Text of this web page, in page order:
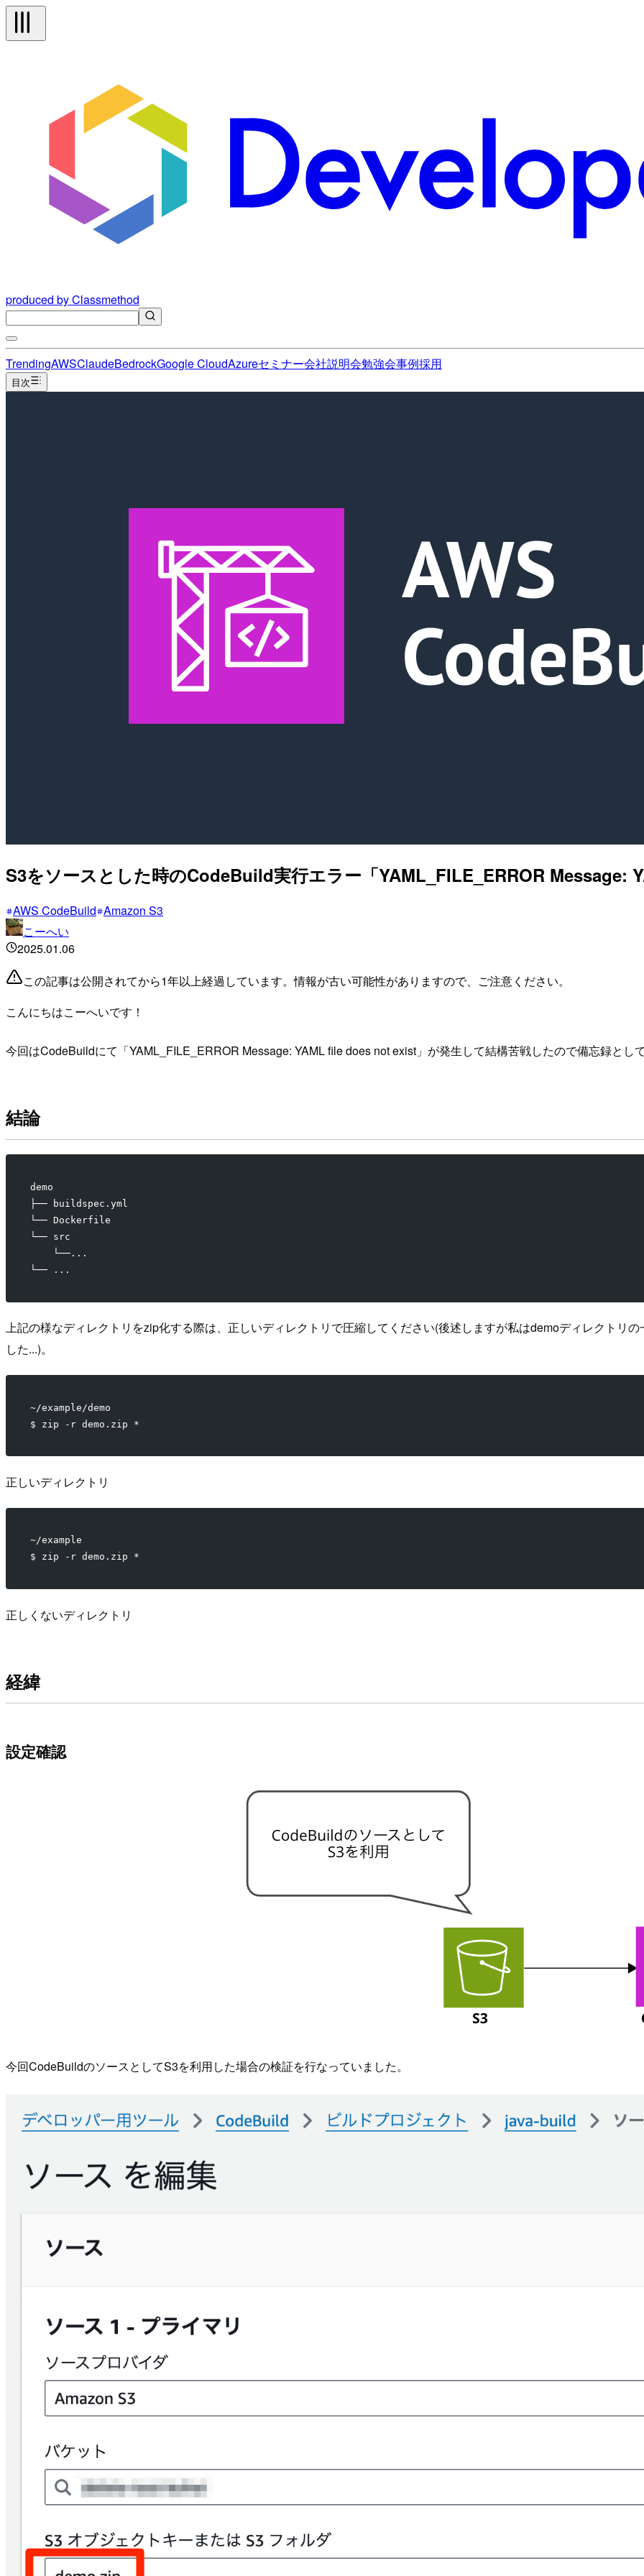
produced by Classmethod
TrendingAWSClaudeBedrockGoogle CloudAzureセミナー会社説明会勉強会事例採用
目次
S3をソースとした時のCodeBuild実行エラー「YAML_FILE_ERROR Message:
AWS CodeBuild Amazon S3
こーへい
2025.01.06
この記事は公開されてから1年以上経過しています。情報が古い可能性がありますので、ご注意ください。
こんにちはこーへいです！
今回はCodeBuildにて「YAML_FILE_ERROR Message: YAML file does not exist」が発生して結構苦戦したので備忘録として
結論
demo
├── buildspec.yml
└── Dockerfile
└── src
    └──...
└── ...
上記の様なディレクトリをzip化する際は、正しいディレクトリで圧縮してください(後述しますが私はdemoディレクトリ
した...)。
~/example/demo
$ zip -r demo.zip *
正しいディレクトリ
~/example
$ zip -r demo.zip *
正しくないディレクトリ
経緯
設定確認
今回CodeBuildのソースとしてS3を利用した場合の検証を行なっていました。